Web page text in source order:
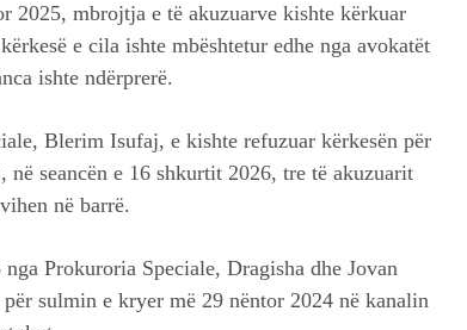
2025, mbrojtja e të akuzuarve kishte kërkuar
e cila ishte mbështetur edhe nga avokatët
ishte ndërprerë.
Blerim Isufaj, e kishte refuzuar kërkesën për
seancën e 16 shkurtit 2026, tre të akuzuarit
në barrë.
Prokuroria Speciale, Dragisha dhe Jovan
sulmin e kryer më 29 nëntor 2024 në kanalin